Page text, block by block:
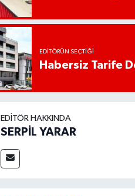
EDITÖRÜN SEÇTIĞI
Habersiz Tarife
EDITÖR HAKKINDA
SERPİL YARAR